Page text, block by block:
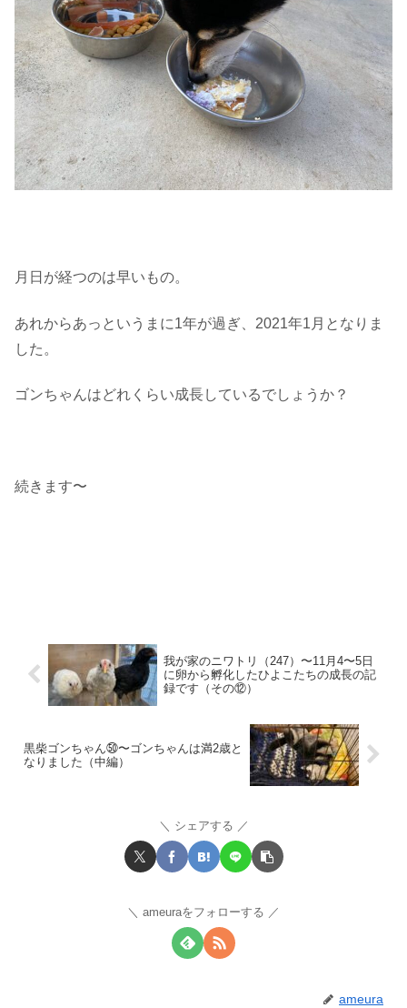
月日が経つのは早いもの。
あれからあっというまに1年が過ぎ、2021年1月となりま
した。
ゴンちゃんはどれくらい成長しているでしょうか？
続きます〜
我が家のニワトリ（247）〜11月4〜5日
に卵から孵化したひよこたちの成長の記
録です（その⑫）
黒柴ゴンちゃん㊿〜ゴンちゃんは満2歳と
なりました（中編）
シェアする
ameuraをフォローする
ameura